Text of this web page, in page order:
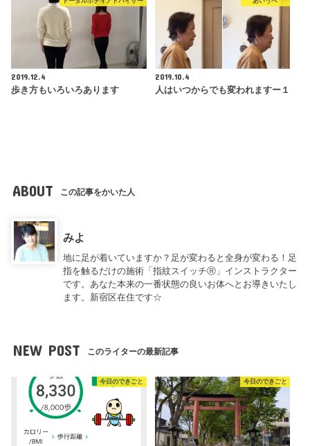
2019.12.4
歩き方もいろいろあります
2019.10.4
人はいつからでも変われますー１
ABOUT この記事をかいた人
みよ
地に足が着いていますか？足が変わると全身が変わる！足
指を触るだけの施術「指紋スイッチⓇ」インストラクター
です。あなた本来の一番状態の良いお体へとお導きいたし
ます。新宿区在住です☆
NEW POST このライターの最新記事
今日のできごと 今日のできごと